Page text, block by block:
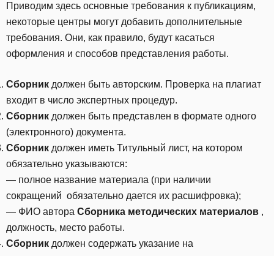
Приводим здесь основные требования к публикациям,
некоторые центры могут добавить дополнительные
требования. Они, как правило, будут касаться
оформления и способов представления работы.
Сборник должен быть авторским. Проверка на плагиат
входит в число экспертных процедур.
Сборник должен быть представлен в формате одного
(электронного) документа.
Сборник должен иметь Титульный лист, на котором
обязательно указываются:
— полное название материала (при наличии
сокращений обязательно дается их расшифровка);
— ФИО автора Сборника методических материалов ,
должность, место работы.
Сборник должен содержать указание на